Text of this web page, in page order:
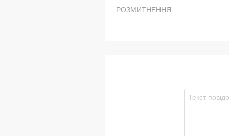
РОЗМИТНЕННЯ